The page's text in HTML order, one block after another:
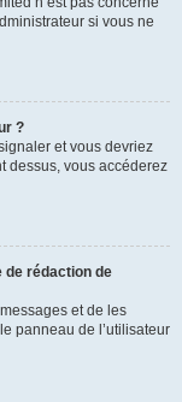
si vous ne
?
et vous devriez
dessus, vous accéderez
de rédaction de
et de les
panneau de l’utilisateur